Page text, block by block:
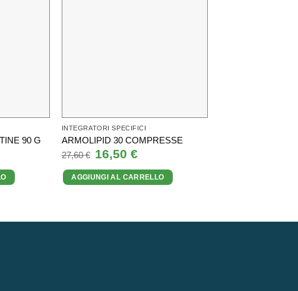
90 G
€.
INTEGRATORI SPECIFICI
ARMOLIPID 30 COMPRESSE
27,60€ Il
prezzo
originale
era:
27,60 €.
16,50€
attuale
è:
16,50 €.
AGGIUNGI AL CARRELLO